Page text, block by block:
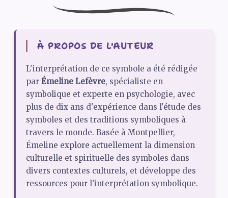
À PROPOS DE L'AUTEUR
L'interprétation de ce symbole a été rédigée
par Émeline Lefèvre, spécialiste en
symbolique et experte en psychologie, avec
plus de dix ans d'expérience dans l'étude des
symboles et des traditions symboliques à
travers le monde. Basée à Montpellier,
Émeline explore actuellement la dimension
culturelle et spirituelle des symboles dans
divers contextes culturels, et développe des
ressources pour l’interprétation symbolique.